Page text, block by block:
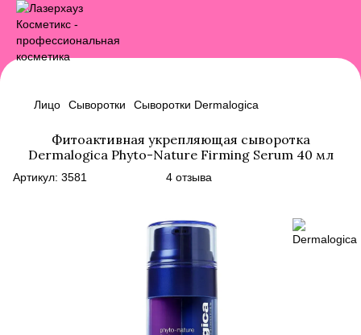
Лицо Сыворотки Сыворотки Dermalogica
Фитоактивная укрепляющая сыворотка
Dermalogica Phyto-Nature Firming Serum 40 мл
Артикул: 3581 4 отзыва